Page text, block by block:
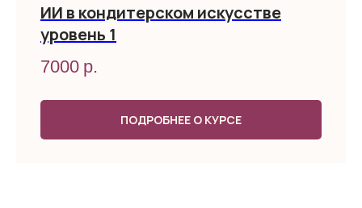
ИИ в кондитерском искусстве
уровень 1
7000 р.
ПОДРОБНЕЕ О КУРСЕ